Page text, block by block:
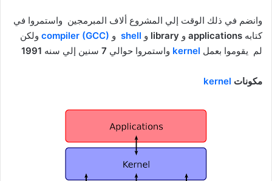
وانضم في ذلك الوقت إلي المشروع ألاف المبرمجين واستمروا في
كتابه applications و library و shell و compiler (GCC) ولكن
لم يقوموا بعمل kernel واستمروا حوالي 7 سنين إلي سنه 1991
مكونات kernel